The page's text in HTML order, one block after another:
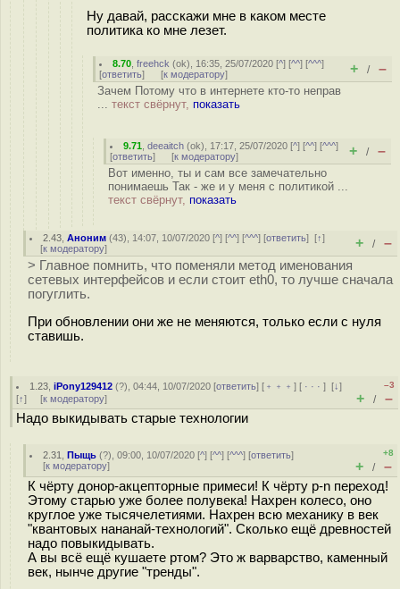
Ну давай, расскажи мне в каком месте
политика ко мне лезет.
8.70 ,freehck (ok), 16:35, 25/07/2020 [^] [^^] [^^^]
[ответить] [к модератору] + / –
Зачем Потому что в интернете кто-то неправ
... текст свёрнут, показать
9.71 ,deeaitch (ok), 17:17, 25/07/2020 [^] [^^] [^^^]
[ответить] [к модератору] + / –
Вот именно, ты и сам все замечательно
понимаешь Так - же и у меня с политикой ...
текст свёрнут, показать
2.43 ,Аноним (43), 14:07, 10/07/2020 [^] [^^] [^^^] [ответить][↑]
[к модератору] + / –
> Главное помнить, что поменяли метод именования
сетевых интерфейсов и если стоит eth0, то лучше сначала
погуглить.
При обновлении они же не меняются, только если с нуля
ставишь.
1.23 ,iPony129412 (?), 04:44, 10/07/2020 [ответить] [ ﹢﹢﹢] [ · · ·][↓]
[↑] [к модератору]
–3
+ / –
Надо выкидывать старые технологии
2.31 ,Пыщь (?), 09:00, 10/07/2020 [^] [^^] [^^^] [ответить]
[к модератору]
+8
+ / –
К чёрту донор-акцепторные примеси! К чёрту p-n переход!
Этому старью уже более полувека! Нахрен колесо, оно
круглое уже тысячелетиями. Нахрен всю механику в век
"квантовых нананай-технологий". Сколько ещё древностей
надо повыкидывать.
А вы всё ещё кушаете ртом? Это ж варварство, каменный
век, нынче другие "тренды".